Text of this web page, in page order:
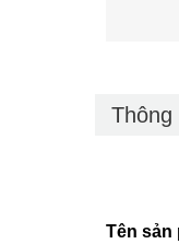
Thông
Tên sản